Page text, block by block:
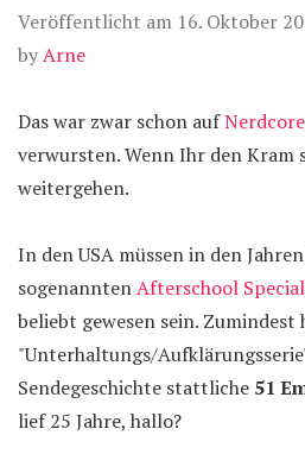
Veröffentlicht am 16. Oktober
byArne
Das war zwar schon aufNerdcore
verwursten. Wenn Ihr den Kram
weitergehen.
In den USA müssen in den
sogenanntenAfterschool
beliebt gewesen sein. Zumindest
"Unterhaltungs/
Sendegeschichte stattliche 51
lief 25 Jahre, hallo?